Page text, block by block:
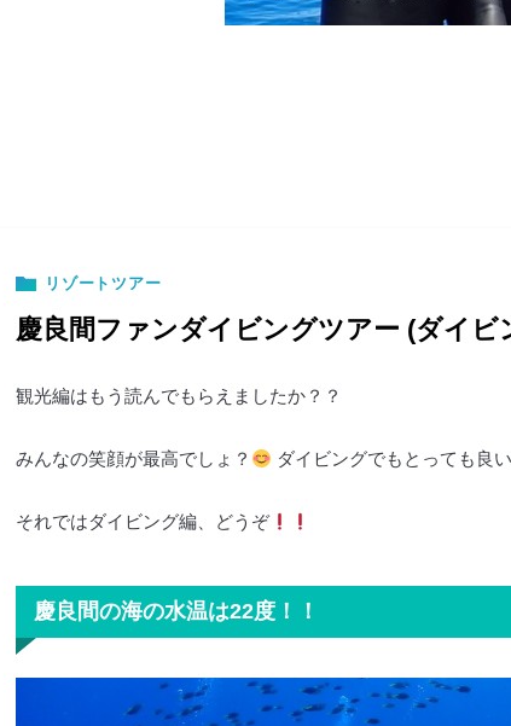
リゾートツアー
慶良間ファンダイビングツアー (ダイビ
観光編はもう読んでもらえましたか？？
みんなの笑顔が最高でしょ？ ダイビングでもとっても良
それではダイビング編、どうぞ
慶良間の海の水温は22度！！